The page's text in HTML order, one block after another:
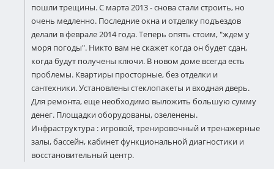
пошли трещины. С марта 2013 - снова стали строить, но
очень медленно. Последние окна и отделку подъездов
делали в феврале 2014 года. Теперь опять стоим, "ждем у
моря погоды". Никто вам не скажет когда он будет сдан,
когда будут получены ключи. В новом доме всегда есть
проблемы. Квартиры просторные, без отделки и
сантехники. Установлены стеклопакеты и входная дверь.
Для ремонта, еще необходимо выложить большую сумму
денег. Площадки оборудованы, озеленены.
Инфраструктура : игровой, тренировочный и тренажерные
залы, бассейн, кабинет функциональной диагностики и
восстановительный центр.